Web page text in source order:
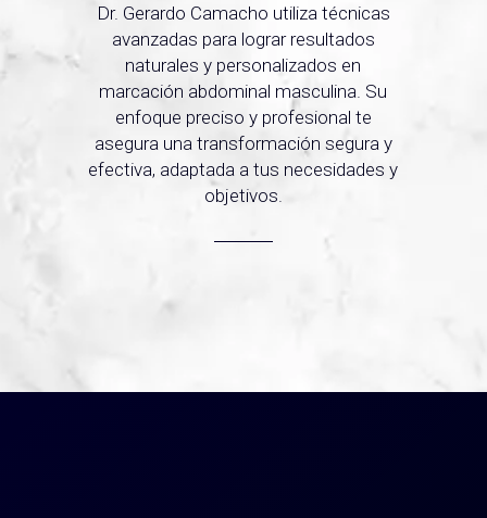
Dr. Gerardo Camacho utiliza técnicas
avanzadas para lograr resultados
naturales y personalizados en
marcación abdominal masculina. Su
enfoque preciso y profesional te
asegura una transformación segura y
efectiva, adaptada a tus necesidades y
objetivos.